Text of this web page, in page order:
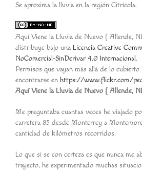
Se aproxima la lluvia en la región Citrícola.
Aquí Viene la Lluvia de Nuevo { Allende,
distribuye bajo una Licencia Creative
NoComercial-SinDerivar 4.0 Internacional.
Permisos que vayan más allá de lo
encontrarse en https://www.flickr.com/
Aquí Viene la Lluvia de Nuevo { Allende,
Me preguntaba cuantas veces he viajado
carretera 85 desde Monterrey a
cantidad de kilómetros recorridos.
Lo que si se con certeza es que nunca me
trayecto, he experimentado muchas